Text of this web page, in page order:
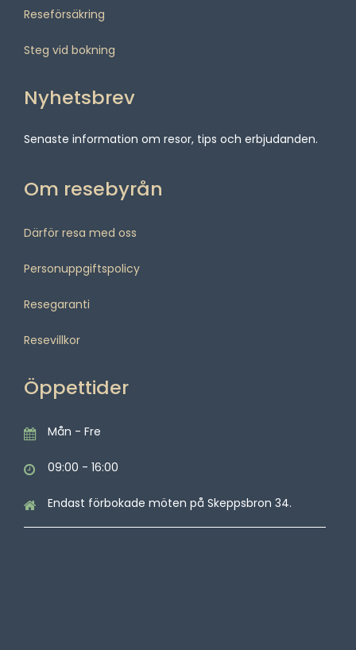
Reseförsäkring
Steg vid bokning
Nyhetsbrev
Senaste information om resor, tips och erbjudanden.
Om resebyrån
Därför resa med oss
Personuppgiftspolicy
Resegaranti
Resevillkor
Öppettider
Mån - Fre
09:00 - 16:00
Endast förbokade möten på Skeppsbron 34.